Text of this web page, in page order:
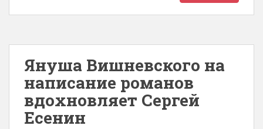
Януша Вишневского на
написание романов
вдохновляет Сергей
Есенин